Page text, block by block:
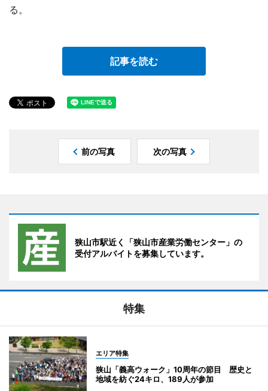
る。
記事を読む
前の写真 次の写真
狭山市駅近く「狭山市産業労働センター」の
受付アルバイトを募集しています。
特集
エリア特集
狭山「義高ウォーク」10周年の節目 歴史と
地域を紡ぐ24キロ、189人が参加